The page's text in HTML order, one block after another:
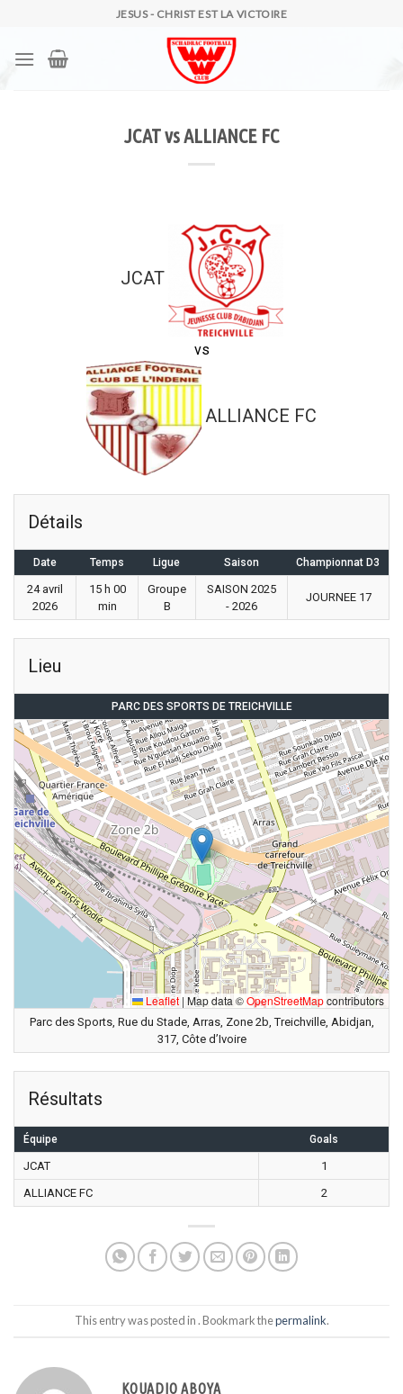
content
JESUS - CHRIST EST LA VICTOIRE
JCAT vs ALLIANCE FC
JCAT
vs
ALLIANCE FC
Détails
Date Temps Ligue Saison Championnat D3
24 avril
2026
15 h 00
min
Groupe
B
SAISON 2025
- 2026
JOURNEE 17
Lieu
PARC DES SPORTS DE TREICHVILLE
Leaflet | Map data ©OpenStreetMapcontributors
Parc des Sports, Rue du Stade, Arras, Zone 2b, Treichville, Abidjan,
317, Côte d’Ivoire
Résultats
Équipe Goals
JCAT
1
ALLIANCE FC
2
This entry was posted in . Bookmark thepermalink.
KOUADIO ABOYA